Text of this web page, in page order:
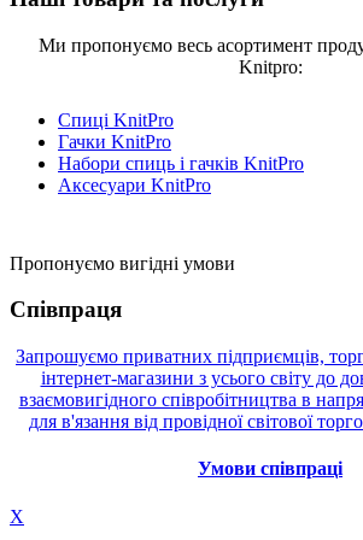
Ми пропонуємо весь асортимент
Knitpro:
Спиці KnitPro
Гачки KnitPro
Набори спиць і гачків KnitPro
Аксесуари KnitPro
Пропонуємо вигідні умови
Співпраця
Запрошуємо приватних підприємців,
інтернет-магазини з усього світу до
взаємовигідного співробітництва в
для в'язання від провідної світової
Умови співпраці
X